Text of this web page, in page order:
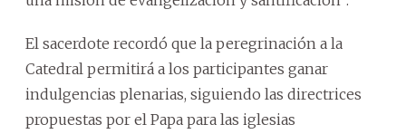
El sacerdote recordó que la peregrinación a la
Catedral permitirá a los participantes ganar
indulgencias plenarias, siguiendo las directrices
propuestas por el Papa para las iglesias